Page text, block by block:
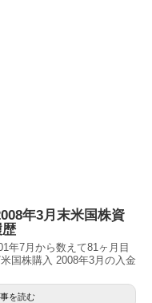
年3月末米国株資
年7月から数えて81ヶ月目
国株購入 2008年3月の入金
を読む